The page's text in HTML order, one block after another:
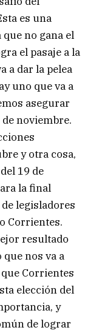
es una
no gana el
el pasaje a la
a dar la pelea
uno que va a
asegurar
noviembre.
y otra cosa,
19 de
la final
legisladores
Corrientes.
resultado
nos va a
Corrientes
elección del
y
de lograr